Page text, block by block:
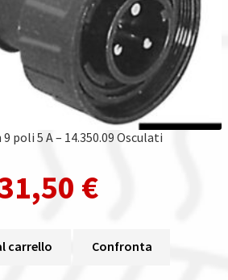
poli 5 A – 14.350.09 Osculati
€
carrello Confronta